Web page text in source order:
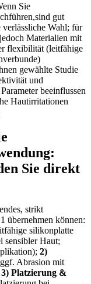
Sie
⁢gut
Wahl; ‍für
Materialien ⁢mit
flexibilität (leitfähige
‍gewählte Studie
und
‍beeinflussen
Hautirritationen​
Sie direkt
strikt
übernehmen ⁢können:
silikonplatte
sensibler Haut;
2)
‍Abrasion ‌mit
3) Platzierung &